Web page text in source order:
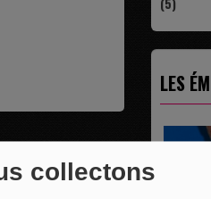
collectons
LES